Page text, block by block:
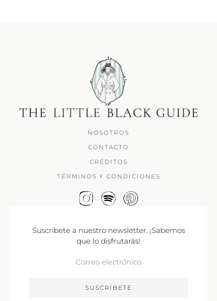
NOSOTROS
CONTACTO
CRÉDITOS
TÉRMINOS Y CONDICIONES
Suscríbete a nuestro newsletter. ¡Sabemos
que lo disfrutarás!
SUSCRÍBETE